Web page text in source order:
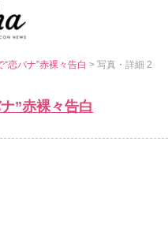
“恋バナ”赤裸々告白> 写真・詳細 2
”赤裸々告白